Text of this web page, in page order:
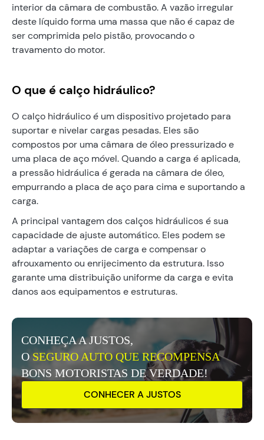
interior da câmara de combustão. A vazão irregular
deste líquido forma uma massa que não é capaz de
ser comprimida pelo pistão, provocando o
travamento do motor.
O que é calço hidráulico?
O calço hidráulico é um dispositivo projetado para
suportar e nivelar cargas pesadas. Eles são
compostos por uma câmara de óleo pressurizado e
uma placa de aço móvel. Quando a carga é aplicada,
a pressão hidráulica é gerada na câmara de óleo,
empurrando a placa de aço para cima e suportando a
carga.
A principal vantagem dos calços hidráulicos é sua
capacidade de ajuste automático. Eles podem se
adaptar a variações de carga e compensar o
afrouxamento ou enrijecimento da estrutura. Isso
garante uma distribuição uniforme da carga e evita
danos aos equipamentos e estruturas.
CONHEÇA A JUSTOS,
OSEGURO AUTO QUE RECOMPENSA
BONS MOTORISTAS DE VERDADE!
CONHECER A JUSTOS